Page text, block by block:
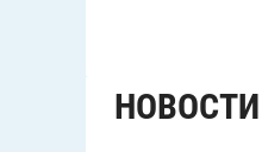
НОВОСТИ